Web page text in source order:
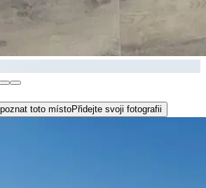
toto místoPřidejte svoji fotografii